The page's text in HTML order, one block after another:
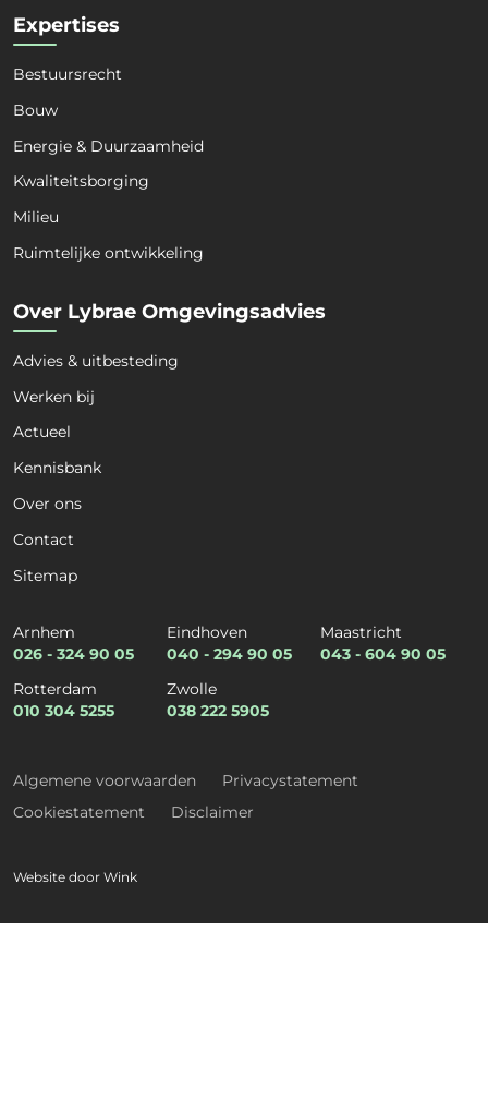
Expertises
Bestuursrecht
Bouw
Energie & Duurzaamheid
Kwaliteitsborging
Milieu
Ruimtelijke ontwikkeling
Over Lybrae Omgevingsadvies
Advies & uitbesteding
Werken bij
Actueel
Kennisbank
Over ons
Contact
Sitemap
Arnhem
026 - 324 90 05
Eindhoven
040 - 294 90 05
Maastricht
043 - 604 90 05
Rotterdam
010 304 5255
Zwolle
038 222 5905
Algemene voorwaarden
Privacystatement
Cookiestatement
Disclaimer
Website door Wink
Kies een expertise *
Telefoon*